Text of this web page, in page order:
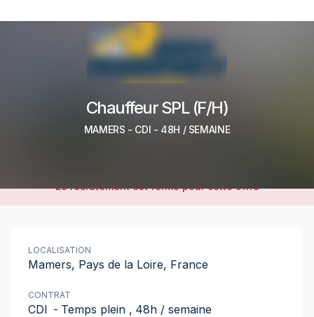
Chauffeur SPL (F/H)
MAMERS - CDI - 48H / SEMAINE
Le recrutement est fermé pour cette offre
LOCALISATION
Mamers, Pays de la Loire, France
CONTRAT
CDI - Temps plein , 48h / semaine